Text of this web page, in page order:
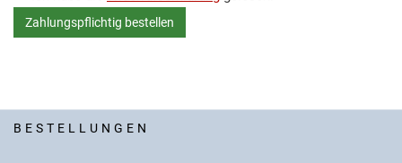
BESTELLUNGEN